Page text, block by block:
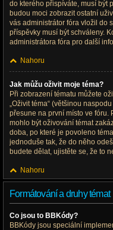
do kterého přispíváte, musí být
budou moci zobrazit ostatní
vás administrátor fóra vložil do
příspěvky musí být schváleny.
administrátora fóra pro další
Nahoru
Jak můžu oživit moje téma?
Při zobrazení tématu můžete
„Oživit téma“ (většinou
přesune na první místo ve fóru.
mohlo být oživování témat
doba, po které je povoleno
jednoduše tak, že do něho
budete dělat, ujistěte se, že to
Nahoru
Formátování a druhy témat
Co jsou to BBKódy?
BBKódy jsou speciální